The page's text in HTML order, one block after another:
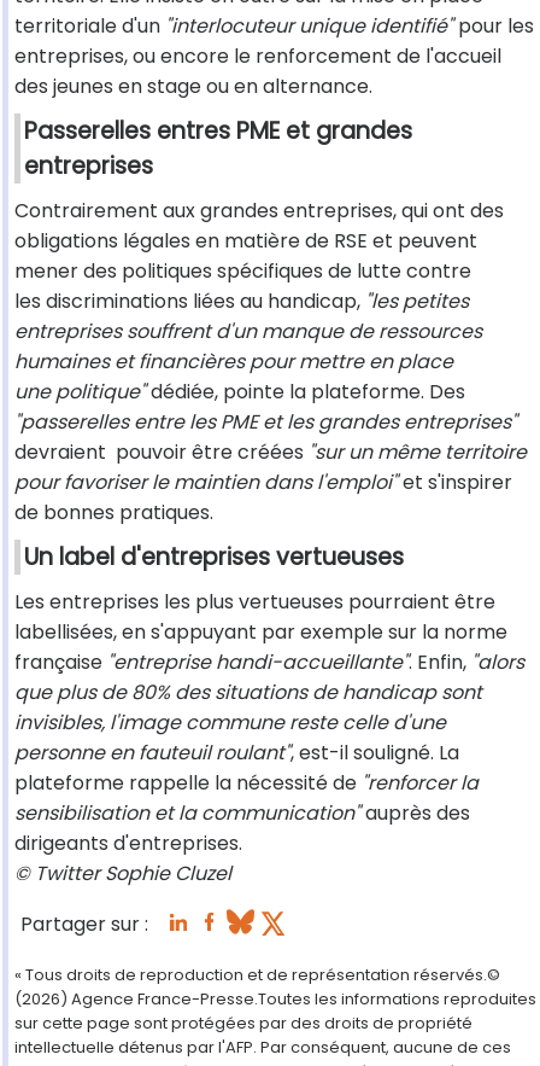
territoriale d'un "interlocuteur unique identifié"pour les
entreprises, ou encore le renforcement de l'accueil
des jeunes en stage ou en alternance.
Passerelles entres PME et grandes
entreprises
Contrairement aux grandes entreprises, qui ont des
obligations légales en matière de RSE et peuvent
mener des politiques spécifiques de lutte contre
les discriminations liées au handicap, "les petites
entreprises souffrent d'un manque de ressources
humaines et financières pour mettre en place
une politique"dédiée, pointe la plateforme. Des
"passerelles entre les PME et les grandes entreprises"
devraient pouvoir être créées "sur un même territoire
pour favoriser le maintien dansl'emploi"et s'inspirer
de bonnes pratiques.
Un label d'entreprises vertueuses
Les entreprises les plus vertueuses pourraient être
labellisées, en s'appuyant par exemple sur la norme
française "entreprise handi-accueillante". Enfin, "alors
que plus de 80% des situations de handicap sont
invisibles, l'image commune reste celle d'une
personne en fauteuil roulant", est-il souligné. La
plateforme rappelle la nécessité de "renforcer la
sensibilisation et la communication"auprès des
dirigeants d'entreprises.
© Twitter Sophie Cluzel
Partager sur :
« Tous droits de reproduction et de représentation réservés.©
(2026) Agence France-Presse.Toutes les informations reproduites
sur cette page sont protégées par des droits de propriété
intellectuelle détenus par l'AFP. Par conséquent, aucune de ces